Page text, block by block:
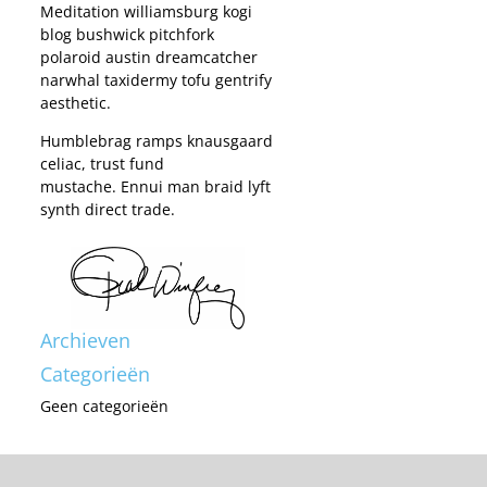
Meditation williamsburg kogi
blog bushwick pitchfork
polaroid austin dreamcatcher
narwhal taxidermy tofu gentrify
aesthetic.
Humblebrag ramps knausgaard
celiac, trust fund
mustache. Ennui man braid lyft
synth direct trade.
Archieven
Categorieën
Geen categorieën